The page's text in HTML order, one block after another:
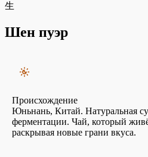
生
Шен пуэр
Происхождение
Юньнань, Китай. Натуральная
ферментации. Чай, который
раскрывая новые грани вкуса.